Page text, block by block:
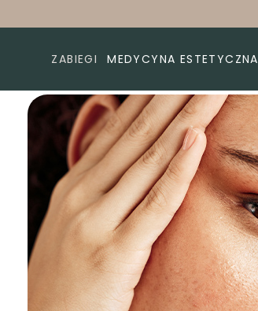
ZABIEGI MEDYCYNA ESTETYCZNA